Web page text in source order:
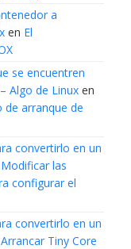
a
en El
se encuentren
Algo de Linuxen
de arranque de
convertirlo en un
Modificar las
configurar el
convertirlo en un
Arrancar Tiny Core